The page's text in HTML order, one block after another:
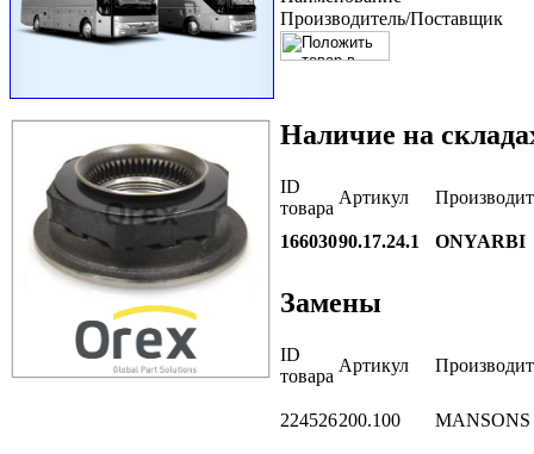
Производитель/Поставщик
Наличие на
ID
товара
Артикул
16603090.17.24.1 ONYARBI
Замены
ID
товара
Артикул
224526200.100 MANSONS